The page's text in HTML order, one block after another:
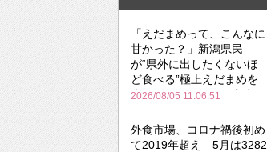
「えだまめって、こんなに
甘かった？」新潟県民
が“県外に出したくないほ
ど食べる”極上えだまめを
森のビアガーデンで実食
2026/08/05 11:06:51
外食市場、コロナ禍後初め
て2019年超え 5月は3282